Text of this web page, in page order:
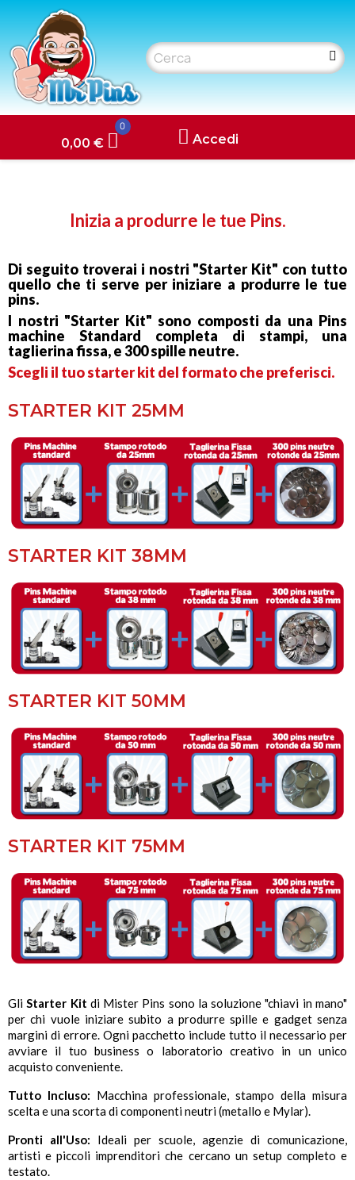
0,00 €
0
Accedi
Inizia a produrre le tue Pins.
Di seguito troverai i nostri "Starter Kit" con tutto
quello che ti serve per iniziare a produrre le tue
pins.
I nostri "Starter Kit" sono composti da una Pins
machine Standard completa di stampi, una
taglierina fissa, e 300 spille neutre.
Scegli il tuo starter kit del formato che preferisci.
STARTER KIT 25MM
STARTER KIT 38MM
STARTER KIT 50MM
STARTER KIT 75MM
GliStarter Kit di Mister Pins sono la soluzione "chiavi in mano"
per chi vuole iniziare subito a produrre spille e gadget senza
margini di errore. Ogni pacchetto include tutto il necessario per
avviare il tuo business o laboratorio creativo in un unico
acquisto conveniente.
Tutto Incluso: Macchina professionale, stampo della misura
scelta e una scorta di componenti neutri (metallo e Mylar).
Pronti all'Uso: Ideali per scuole, agenzie di comunicazione,
artisti e piccoli imprenditori che cercano un setup completo e
testato.